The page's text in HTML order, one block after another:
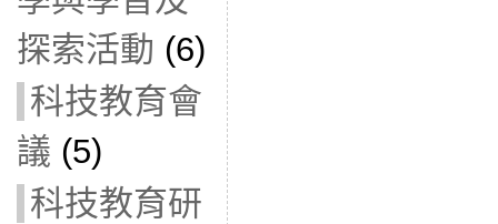
探索活動 (6)
科技教育會
議 (5)
科技教育研